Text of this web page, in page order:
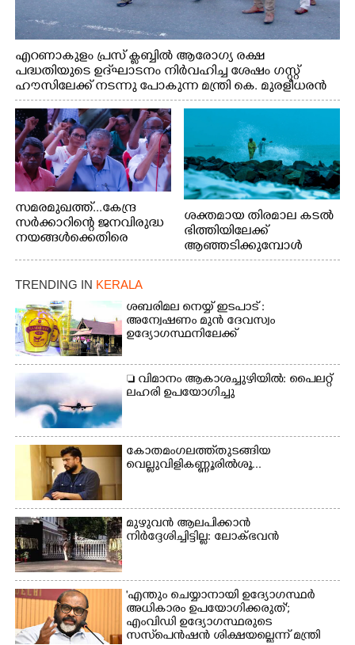
എറണാകുളം പ്രസ് ക്ലബ്ബിൽ ആരോഗ്യ രക്ഷ
പദ്ധതിയുടെ ഉദ്‌ഘാടനം നിർവഹിച്ച ശേഷം ഗസ്റ്റ്
ഹൗസിലേക്ക് നടന്നു പോകുന്ന മന്ത്രി കെ. മുരളീധരൻ
സമരമുഖത്ത്...കേന്ദ്ര
സർക്കാറിന്റെ ജനവിരുദ്ധ
നയങ്ങൾക്കെതിരെ
ഓഫീസിനു മുന്നിൽ
കർഷക തൊഴിലാളി
സംയുക്ത സമര സമിതി
സംഘടിപ്പിച്ച ജയിൽ
നിറയ്ക്കൽ സമരത്തിൽ
പങ്കെടുത്തുകൊണ്ട്
മുദ്രാവാക്യം വിളിക്കുന്ന
മുൻ മന്ത്രി എസ്. ശർമ്മ
ശക്തമായ തിരമാല കടൽ
ഭിത്തിയിലേക്ക്
ആഞ്ഞടിക്കുമ്പോൾ
അപകടകരമായ രീതിയിൽ
ബീച്ചിൽ നിന്നുള്ള കാഴ്ച്ച
TRENDING IN KERALA
ശബരിമല നെയ്യ് ഇടപാട് :
അന്വേഷണം മുൻ ദേവസ്വം
ഉദ്യോഗസ്ഥനിലേക്ക്
 വിമാനം ആകാശച്ചുഴിയിൽ: പൈലറ്റ്
ലഹരി ഉപയോഗിച്ചു
കോതമംഗലത്ത് തുടങ്ങിയ
വെല്ലുവിളി കണ്ണൂരിൽ ശൂ...
മുഴുവൻ ആലപിക്കാൻ
നിർദ്ദേശിച്ചിട്ടില്ല: ലോക്ഭവൻ
'എന്തും ചെയ്യാനായി ഉദ്യോഗസ്ഥർ
അധികാരം ഉപയോഗിക്കരുത്';
എംവിഡി ഉദ്യോഗസ്ഥരുടെ
സസ്‌പെൻഷൻ ശിക്ഷയല്ലെന്ന് മന്ത്രി